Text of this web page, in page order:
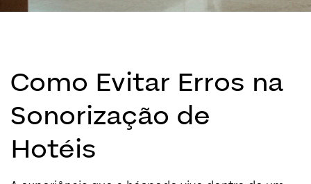
Como Evitar Erros na
Sonorização de
Hotéis